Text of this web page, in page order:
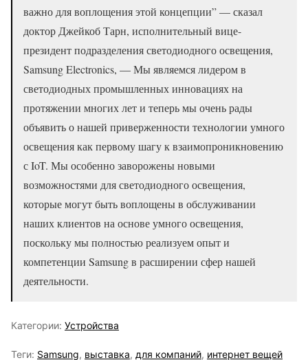
важно для воплощения этой концепции” — сказал
доктор Джейкоб Тарн, исполнительный вице-
президент подразделения светодиодного освещения,
Samsung Electronics, — Мы являемся лидером в
светодиодных промышленных инновациях на
протяжении многих лет и теперь мы очень рады
объявить о нашей приверженности технологии умного
освещения как первому шагу к взаимопроникновению
с IoT. Мы особенно заворожены новыми
возможностями для светодиодного освещения,
которые могут быть воплощены в обслуживании
наших клиентов на основе умного освещения,
поскольку мы полностью реализуем опыт и
компетенции Samsung в расширении сфер нашей
деятельности.
Категории: Устройства
Теги: Samsung, выставка, для компаний, интернет вещей